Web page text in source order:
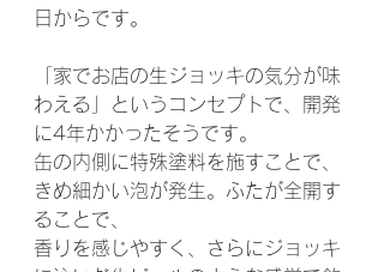
日からです。
「家でお店の生ジョッキの気分が味
わえる」というコンセプトで、開発
に4年かかったそうです。
缶の内側に特殊塗料を施すことで、
きめ細かい泡が発生。ふたが全開す
ることで、
香りを感じやすく、さらにジョッキ